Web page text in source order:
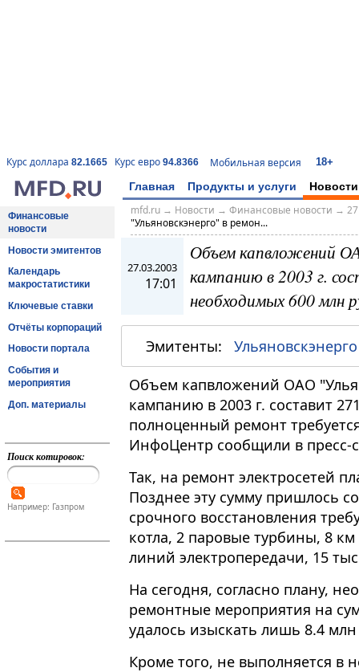
Курс доллара 82.1665 Курс евро 94.8366 Мобильная версия 18+
Главная Продукты и услуги Новости
Финансовые
новости
Новости эмитентов
Календарь
макростатистики
Ключевые ставки
Отчёты корпораций
Новости портала
События и
мероприятия
Доп. материалы
Поиск котировок:
Например: Газпром
mfd.ru→ Новости → Финансовые новости →
"Ульяновскэнерго" в ремон...
27.03.2003
17:01
Объем капвложений
кампанию в 2003 г.
необходимых 600 млн
Эмитенты: Ульяновскэнерго
Объем капвложений ОАО
кампанию в 2003 г. составит
полноценный ремонт
ИнфоЦентр сообщили в пресс-
Так, на ремонт электросетей
Позднее эту сумму пришлось
срочного восстановления
котла, 2 паровые турбины, 8
линий электропередачи, 15
На сегодня, согласно плану,
ремонтные мероприятия на
удалось изыскать лишь 8.4
Кроме того, не выполняется в